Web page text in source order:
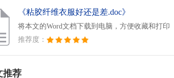
《粘胶纤维衣服好还是差.doc》
将本文的Word文档下载到电脑，方便收藏和打印
推荐度：
推荐